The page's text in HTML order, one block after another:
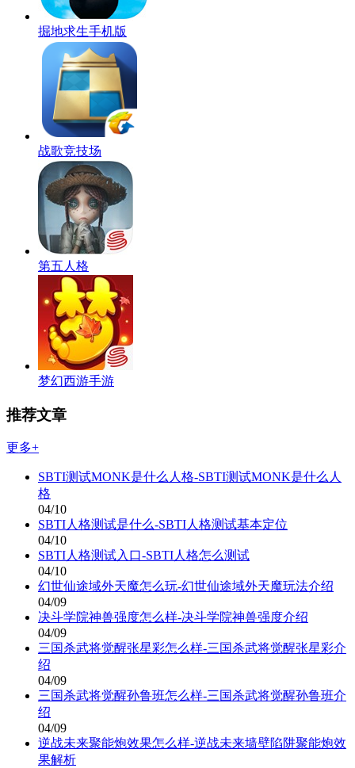
掘地求生手机版
战歌竞技场
第五人格
梦幻西游手游
推荐文章
更多+
SBTI测试MONK是什么人格-SBTI测试MONK是什么人
格
04/10
SBTI人格测试是什么-SBTI人格测试基本定位
04/10
SBTI人格测试入口-SBTI人格怎么测试
04/10
幻世仙途域外天魔怎么玩-幻世仙途域外天魔玩法介绍
04/09
决斗学院神兽强度怎么样-决斗学院神兽强度介绍
04/09
三国杀武将觉醒张星彩怎么样-三国杀武将觉醒张星彩介
绍
04/09
三国杀武将觉醒孙鲁班怎么样-三国杀武将觉醒孙鲁班介
绍
04/09
逆战未来聚能炮效果怎么样-逆战未来墙壁陷阱聚能炮效
果解析